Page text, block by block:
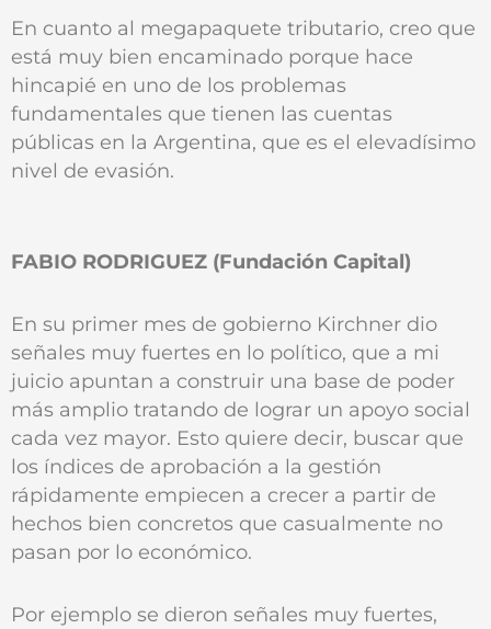
En cuanto al megapaquete tributario, creo que
está muy bien encaminado porque hace
hincapié en uno de los problemas
fundamentales que tienen las cuentas
públicas en la Argentina, que es el elevadísimo
nivel de evasión.
FABIO RODRIGUEZ (Fundación Capital)
En su primer mes de gobierno Kirchner dio
señales muy fuertes en lo político, que a mi
juicio apuntan a construir una base de poder
más amplio tratando de lograr un apoyo social
cada vez mayor. Esto quiere decir, buscar que
los índices de aprobación a la gestión
rápidamente empiecen a crecer a partir de
hechos bien concretos que casualmente no
pasan por lo económico.
Por ejemplo se dieron señales muy fuertes,